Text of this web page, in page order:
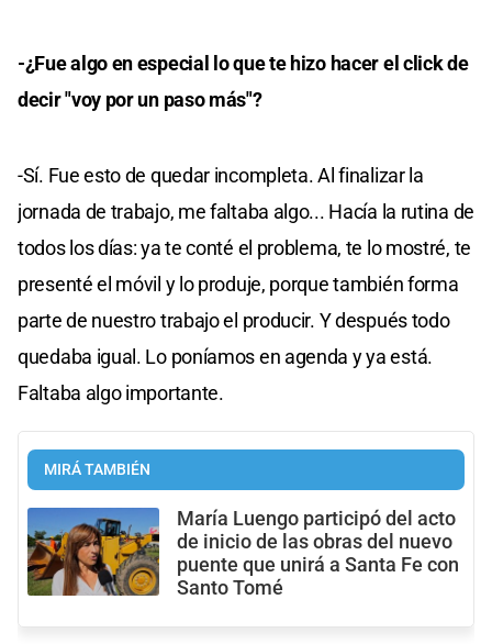
-¿Fue algo en especial lo que te hizo hacer el click de
decir "voy por un paso más"?
-Sí. Fue esto de quedar incompleta. Al finalizar la
jornada de trabajo, me faltaba algo... Hacía la rutina de
todos los días: ya te conté el problema, te lo mostré, te
presenté el móvil y lo produje, porque también forma
parte de nuestro trabajo el producir. Y después todo
quedaba igual. Lo poníamos en agenda y ya está.
Faltaba algo importante.
MIRÁ TAMBIÉN
María Luengo participó del acto
de inicio de las obras del nuevo
puente que unirá a Santa Fe con
Santo Tomé